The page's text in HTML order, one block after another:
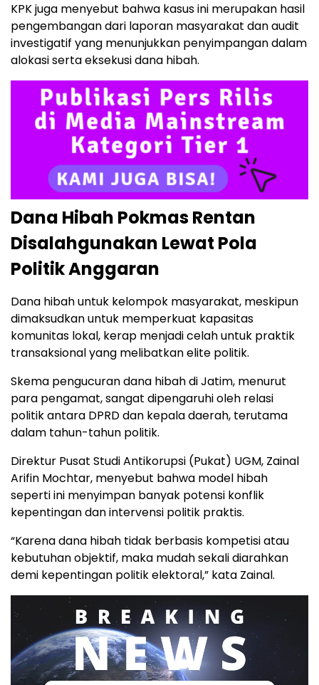
KPK juga menyebut bahwa kasus ini merupakan hasil
pengembangan dari laporan masyarakat dan audit
investigatif yang menunjukkan penyimpangan dalam
alokasi serta eksekusi dana hibah.
Dana Hibah Pokmas Rentan
Disalahgunakan Lewat Pola
Politik Anggaran
Dana hibah untuk kelompok masyarakat, meskipun
dimaksudkan untuk memperkuat kapasitas
komunitas lokal, kerap menjadi celah untuk praktik
transaksional yang melibatkan elite politik.
Skema pengucuran dana hibah di Jatim, menurut
para pengamat, sangat dipengaruhi oleh relasi
politik antara DPRD dan kepala daerah, terutama
dalam tahun-tahun politik.
Direktur Pusat Studi Antikorupsi (Pukat) UGM, Zainal
Arifin Mochtar, menyebut bahwa model hibah
seperti ini menyimpan banyak potensi konflik
kepentingan dan intervensi politik praktis.
“Karena dana hibah tidak berbasis kompetisi atau
kebutuhan objektif, maka mudah sekali diarahkan
demi kepentingan politik elektoral,” kata Zainal.